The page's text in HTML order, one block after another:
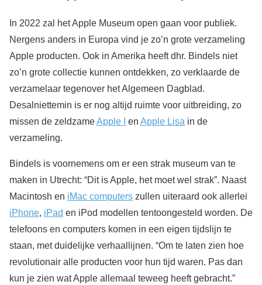
In 2022 zal het Apple Museum open gaan voor publiek.
Nergens anders in Europa vind je zo’n grote verzameling
Apple producten. Ook in Amerika heeft dhr. Bindels niet
zo’n grote collectie kunnen ontdekken, zo verklaarde de
verzamelaar tegenover het Algemeen Dagblad.
Desalniettemin is er nog altijd ruimte voor uitbreiding, zo
missen de zeldzameApple I en Apple Lisa in de
verzameling.
Bindels is voornemens om er een strak museum van te
maken in Utrecht: “Dit is Apple, het moet wel strak”. Naast
Macintosh en iMac computers zullen uiteraard ook allerlei
iPhone, iPad en iPod modellen tentoongesteld worden. De
telefoons en computers komen in een eigen tijdslijn te
staan, met duidelijke verhaallijnen. “Om te laten zien hoe
revolutionair alle producten voor hun tijd waren. Pas dan
kun je zien wat Apple allemaal teweeg heeft gebracht.”